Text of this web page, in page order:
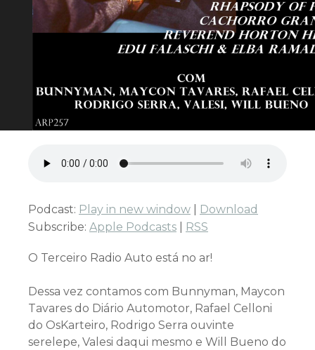
Podcast: Play in new window
Download
Subscribe: Apple Podcasts RSS
O Terceiro Radio Auto está no ar!
Dessa vez contamos com Bunnyman, Maycon
Tavares do Diário Automotor, Rafael Celloni
do OsKarteiro, Rodrigo Serra ouvinte
serelepe, Valesi daqui mesmo e Will Bueno do